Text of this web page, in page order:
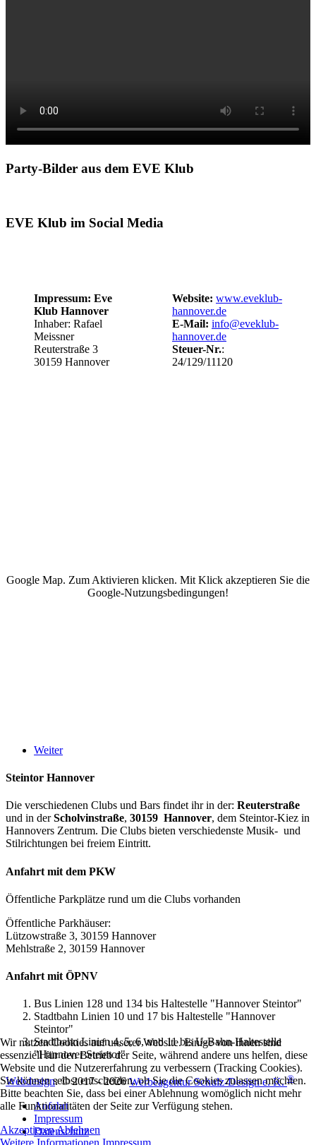
Party-Bilder aus dem EVE Klub
EVE Klub im Social Media
Impressum: Eve
Klub Hannover
Inhaber: Rafael
Meissner
Reuterstraße 3
30159 Hannover
Website: www.eveklub-
hannover.de
E-Mail: info@eveklub-
hannover.de
Steuer-Nr.:
24/129/11120
Google Map. Zum Aktivieren klicken. Mit Klick akzeptieren Sie die
Google-Nutzungsbedingungen!
Weiter
Steintor Hannover
Die verschiedenen Clubs und Bars findet ihr in der: Reuterstraße
und in derScholvinstraße, 30159 Hannover, dem Steintor-Kiez in
Hannovers Zentrum. Die Clubs bieten verschiedenste Musik- und
Stilrichtungen bei freiem Eintritt.
Anfahrt mit dem PKW
Öffentliche Parkplätze rund um die Clubs vorhanden
Öffentliche Parkhäuser:
Lützowstraße 3, 30159 Hannover
Mehlstraße 2, 30159 Hannover
Anfahrt mit ÖPNV
Bus Linien 128 und 134 bis Haltestelle "Hannover Steintor"
Stadtbahn Linien 10 und 17 bis Haltestelle "Hannover
Steintor"
Stadtbahn Linien 4, 5, 6, und 11 bis U-Bahn-Haltestelle
"Hannover Steintor"
Webdesign: © 2017 - 2026Werbeagentur Schulz-Design e. K.®
Anfahrt
Impressum
Datenschutz
Wir nutzen Cookies auf unserer Website. Einige von ihnen sind
essenziell für den Betrieb der Seite, während andere uns helfen, diese
Website und die Nutzererfahrung zu verbessern (Tracking Cookies).
Sie können selbst entscheiden, ob Sie die Cookies zulassen möchten.
Bitte beachten Sie, dass bei einer Ablehnung womöglich nicht mehr
alle Funktionalitäten der Seite zur Verfügung stehen.
AkzeptierenAblehnen
Weitere Informationen Impressum